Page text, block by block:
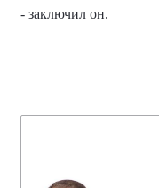
- заключил он.